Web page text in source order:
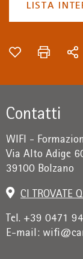
LISTA
Contatti
WIFI -
Via Alto Adige
39100 Bolzano
CI TROVATE
Tel. +39 0471
E-mail: